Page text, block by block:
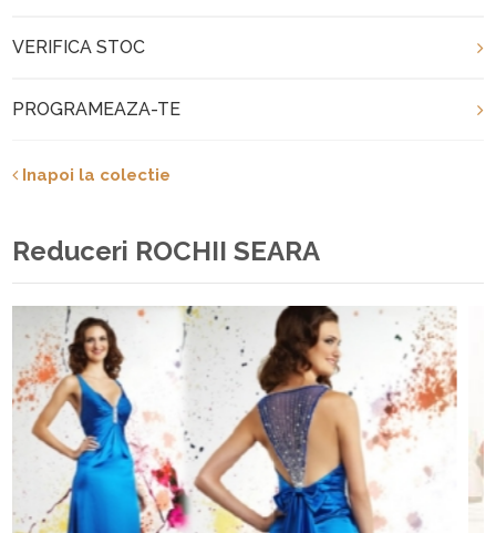
VERIFICA STOC
PROGRAMEAZA-TE
Inapoi la colectie
Reduceri ROCHII SEARA